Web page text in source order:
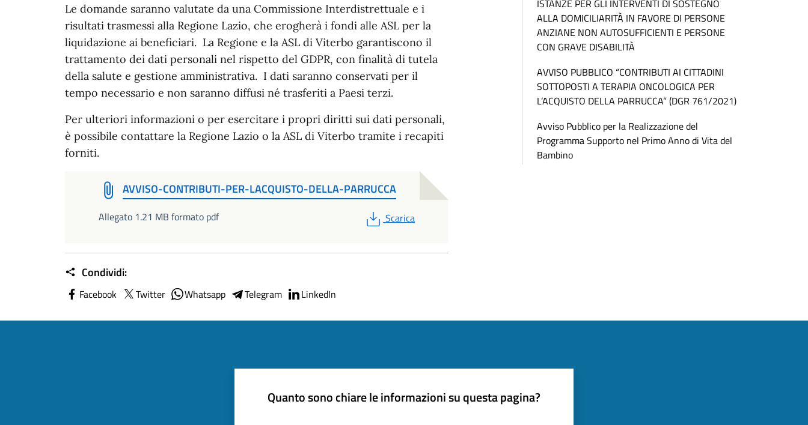
Le domande saranno valutate da una Commissione Interdistrettuale e i
risultati trasmessi alla Regione Lazio, che erogherà i fondi alle ASL per la
liquidazione ai beneficiari. ​ La Regione e la ASL di Viterbo garantiscono il
trattamento dei dati personali nel rispetto del GDPR, con finalità di tutela
della salute e gestione amministrativa. ​ I dati saranno conservati per il
tempo necessario e non saranno diffusi né trasferiti a Paesi terzi. ​
Per ulteriori informazioni o per esercitare i propri diritti sui dati personali,
è possibile contattare la Regione Lazio o la ASL di Viterbo tramite i recapiti
forniti.
AVVISO-CONTRIBUTI-PER-LACQUISTO-DELLA-PARRUCCA
Allegato 1.21 MB formato pdf PDF
Scarica
Condividi:
Facebook Twitter Whatsapp Telegram LinkedIn
ISTANZE PER GLI INTERVENTI DI SOSTEGNO
ALLA DOMICILIARITÀ IN FAVORE DI PERSONE
ANZIANE NON AUTOSUFFICIENTI E PERSONE
CON GRAVE DISABILITÀ
AVVISO PUBBLICO “CONTRIBUTI AI CITTADINI
SOTTOPOSTI A TERAPIA ONCOLOGICA PER
L’ACQUISTO DELLA PARRUCCA” (DGR 761/2021)
Avviso Pubblico per la Realizzazione del
Programma Supporto nel Primo Anno di Vita del
Bambino
Quanto sono chiare le informazioni su questa pagina?